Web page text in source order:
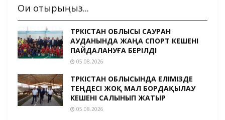
Оқи отырыңыз...
ТҮРКІСТАН ОБЛЫСЫ САУРАН
АУДАНЫНДА ЖАҢА СПОРТ КЕШЕНІ
ПАЙДАЛАНУҒА БЕРІЛДІ
05.08.2026
ТҮРКІСТАН ОБЛЫСЫНДА ЕЛІМІЗДЕ
ТЕҢДЕСІ ЖОҚ МАЛ БОРДАҚЫЛАУ
КЕШЕНІ САЛЫНЫП ЖАТЫР
05.08.2026